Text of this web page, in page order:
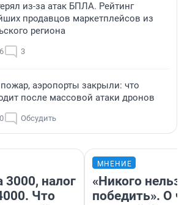
из-за атак БПЛА. Рейтинг
продавцов маркетплейсов из
региона
3
аэропорты закрыли: что
после массовой атаки дронов
Обсудить
3000, налог
Что
МНЕНИЕ
«Никого нельзя
победить». О